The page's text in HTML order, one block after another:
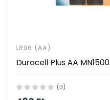
LR06 (AA)
Duracell Plus AA
(0)